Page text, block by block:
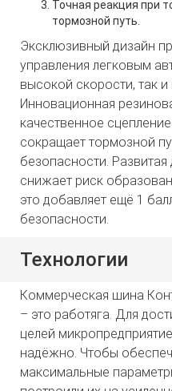
Точная реакция при
тормозной путь.
Эксклюзивный дизайн
управления легковым
высокой скорости, так
Инновационная
качественное
сокращает тормозной
безопасности.
снижает риск
это добавляет ещё 1
безопасности.
Технологии
Коммерческая шина
– это работяга. Для
целей
надёжно. Чтобы
максимальные